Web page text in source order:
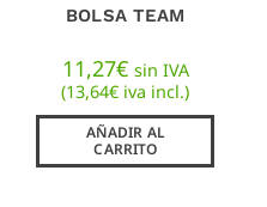
BOLSA TEAM
11,27€ sin IVA
(13,64€ iva incl.)
AÑADIR AL
CARRITO